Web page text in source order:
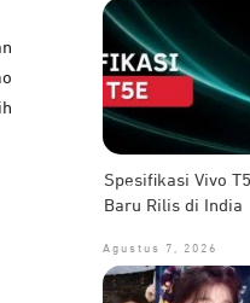
Spesifikasi Vivo
Baru Rilis di India
Agustus 7, 2026